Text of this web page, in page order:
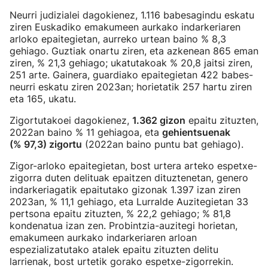
Neurri judizialei dagokienez, 1.116 babesagindu eskatu
ziren Euskadiko emakumeen aurkako indarkeriaren
arloko epaitegietan, aurreko urtean baino % 8,3
gehiago. Guztiak onartu ziren, eta azkenean 865 eman
ziren, % 21,3 gehiago; ukatutakoak % 20,8 jaitsi ziren,
251 arte. Gainera, guardiako epaitegietan 422 babes-
neurri eskatu ziren 2023an; horietatik 257 hartu ziren
eta 165, ukatu.
Zigortutakoei dagokienez, 1.362 gizon epaitu zituzten,
2022an baino % 11 gehiagoa, eta gehientsuenak
(% 97,3) zigortu (2022an baino puntu bat gehiago).
Zigor-arloko epaitegietan, bost urtera arteko espetxe-
zigorra duten delituak epaitzen dituztenetan, genero
indarkeriagatik epaitutako gizonak 1.397 izan ziren
2023an, % 11,1 gehiago, eta Lurralde Auzitegietan 33
pertsona epaitu zituzten, % 22,2 gehiago; % 81,8
kondenatua izan zen. Probintzia-auzitegi horietan,
emakumeen aurkako indarkeriaren arloan
espezializatutako atalek epaitu zituzten delitu
larrienak, bost urtetik gorako espetxe-zigorrekin.